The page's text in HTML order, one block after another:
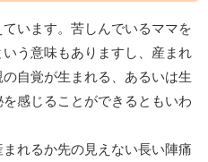
います。苦しんでいるママを
う意味もありますし、産まれ
自覚が生まれる、あるいは生
感じることができるともいわ
れるか先の見えない長い陣痛